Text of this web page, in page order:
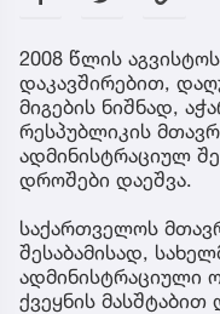
2008 წლის
დაკავშირებით,
მიგების ნიშნად,
რესპუბლიკის
ადმინისტრაციულ
დროშები დაეშვა.
საქართველოს
შესაბამისად,
ადმინისტრაციული
ქვეყნის მასშტაბით